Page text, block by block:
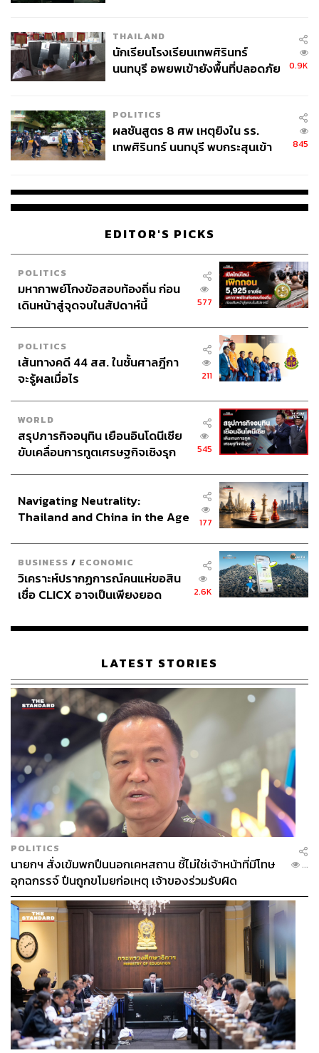
ต่อเนื่องด้วยเกมสนุกๆ ที่สาวๆ ถนัดอย่าง Random Dance สุ่ม
ท่อน สุ่มเพลง ถ้ามีคนเต้นผิดจะหยุดเพลงและทำโทษด้วย
การนำอุปกรณ์แฟนซีมาแต่งตัวให้
THAILAND
นักเรียนโรงเรียนเทพศิรินทร์
นนทบุรี อพยพเข้ายังพื้นที่ปลอดภัย
0.9K
POLITICS
ผลชันสูตร 8 ศพ เหตุยิงใน รร.
เทพศิรินทร์ นนทบุรี พบกระสุนเข้า
845
EDITOR'S PICKS
POLITICS
มหากาพย์โกงข้อสอบท้องถิ่น ก่อน
เดินหน้าสู่จุดจบในสัปดาห์นี้
577
POLITICS
เส้นทางคดี 44 สส. ในชั้นศาลฎีกา
จะรู้ผลเมื่อไร
211
WORLD
สรุปภารกิจอนุทิน เยือนอินโดนีเซีย
ขับเคลื่อนการทูตเศรษฐกิจเชิงรุก
545
Navigating Neutrality:
Thailand and China in the Age
177
BUSINESS / ECONOMIC
วิเคราะห์ปรากฏการณ์คนแห่ขอสิน
เชื่อ CLICX อาจเป็นเพียงยอด
เรือนไทยที่ถูกซุกไว้
2.6K
LATEST STORIES
POLITICS
นายกฯ สั่งเข้มพกปืนนอกเคหสถาน ชี้ไม่ใช่เจ้าหน้าที่มีโทษ
อุกฉกรรจ์ ปืนถูกขโมยก่อเหตุ เจ้าของร่วมรับผิด
...